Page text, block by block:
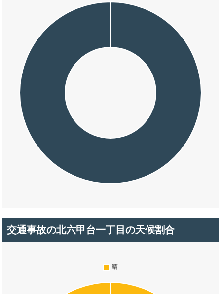
交通事故の北六甲台一丁目の天候割合